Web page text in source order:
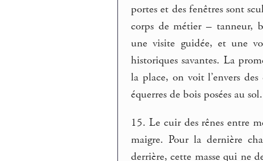
portes et des fenêtres sont
corps de métier – tanneur,
une visite guidée, et une
historiques savantes. La
la place, on voit l’envers
équerres de bois posées au
15. Le cuir des rênes entre
maigre. Pour la dernière
derrière, cette masse qui ne